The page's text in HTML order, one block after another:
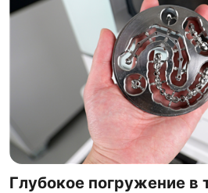
Глубокое погружение в